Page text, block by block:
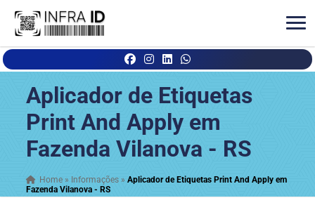
Aplicador de Etiquetas
Print And Apply em
Fazenda Vilanova - RS
Home » Informações »Aplicador de Etiquetas Print And Apply em
Fazenda Vilanova - RS